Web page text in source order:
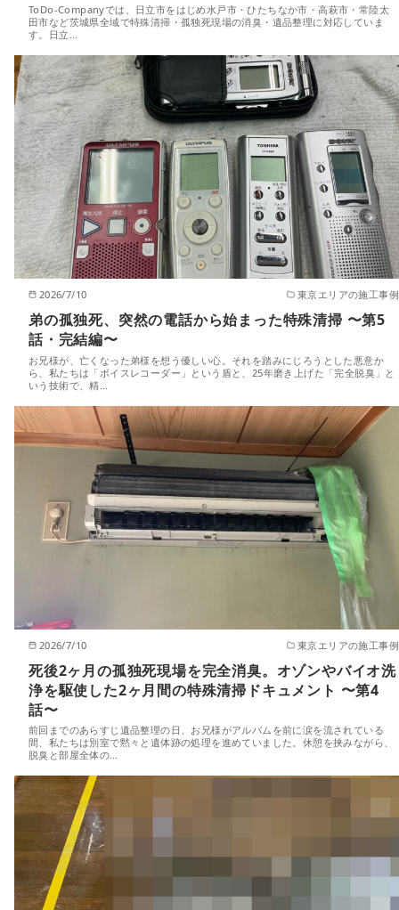
ToDo-Companyでは、日立市をはじめ水戸市・ひたちなか市・高萩市・常陸太
田市など茨城県全域で特殊清掃・孤独死現場の消臭・遺品整理に対応していま
す。日立…
2026/7/10 東京エリアの施工事例
弟の孤独死、突然の電話から始まった特殊清掃 〜第5
話・完結編〜
お兄様が、亡くなった弟様を想う優しい心。それを踏みにじろうとした悪意か
ら、私たちは「ボイスレコーダー」という盾と、25年磨き上げた「完全脱臭」と
いう技術で、精…
2026/7/10 東京エリアの施工事例
死後2ヶ月の孤独死現場を完全消臭。オゾンやバイオ洗
浄を駆使した2ヶ月間の特殊清掃ドキュメント 〜第4
話〜
前回までのあらすじ遺品整理の日、お兄様がアルバムを前に涙を流されている
間、私たちは別室で黙々と遺体跡の処理を進めていました。休憩を挟みながら、
脱臭と部屋全体の…